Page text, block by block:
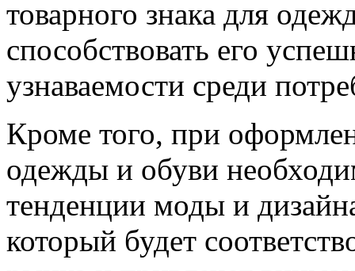
товарного знака для
способствовать его
узнаваемости среди
Кроме того, при
одежды и обуви
тенденции моды и
который будет